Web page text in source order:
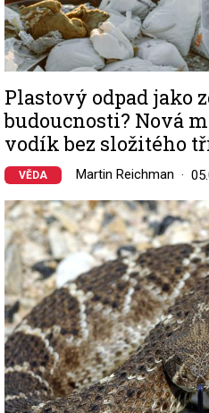
Plastový odpad jako
budoucnosti? Nová
vodík bez složitého
VĚDA Martin Reichman
Image